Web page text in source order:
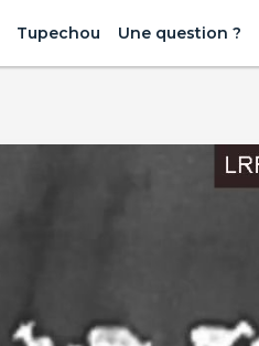
Tupechou Une question ?